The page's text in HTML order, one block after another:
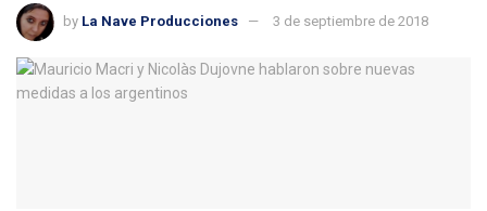
by La Nave Producciones 3 de septiembre de 2018